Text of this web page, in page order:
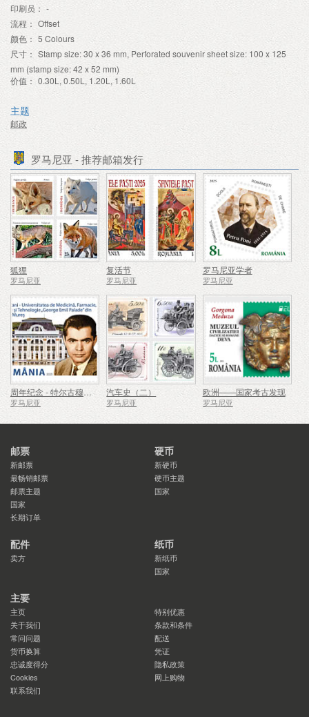
印刷员： -
流程： Offset
颜色： 5 Colours
尺寸： Stamp size: 30 x 36 mm, Perforated souvenir sheet size: 100 x 125
mm (stamp size: 42 x 52 mm)
价值： 0.30L, 0.50L, 1.20L, 1.60L
主题
邮政
罗马尼亚 - 推荐邮箱发行
狐狸
罗马尼亚
复活节
罗马尼亚
罗马尼亚学者
罗马尼亚
周年纪念 - 特尔古穆列什乔治埃米尔帕拉德医学、药学、科学与技术大学
罗马尼亚
汽车史（二）
罗马尼亚
欧洲——国家考古发现
罗马尼亚
邮票
新邮票
最畅销邮票
邮票主题
国家
长期订单
硬币
新硬币
硬币主题
国家
配件
卖方
纸币
新纸币
国家
主要
主页
特别优惠
关于我们
条款和条件
常问问题
配送
货币换算
凭证
忠诚度得分
隐私政策
Cookies
网上购物
联系我们